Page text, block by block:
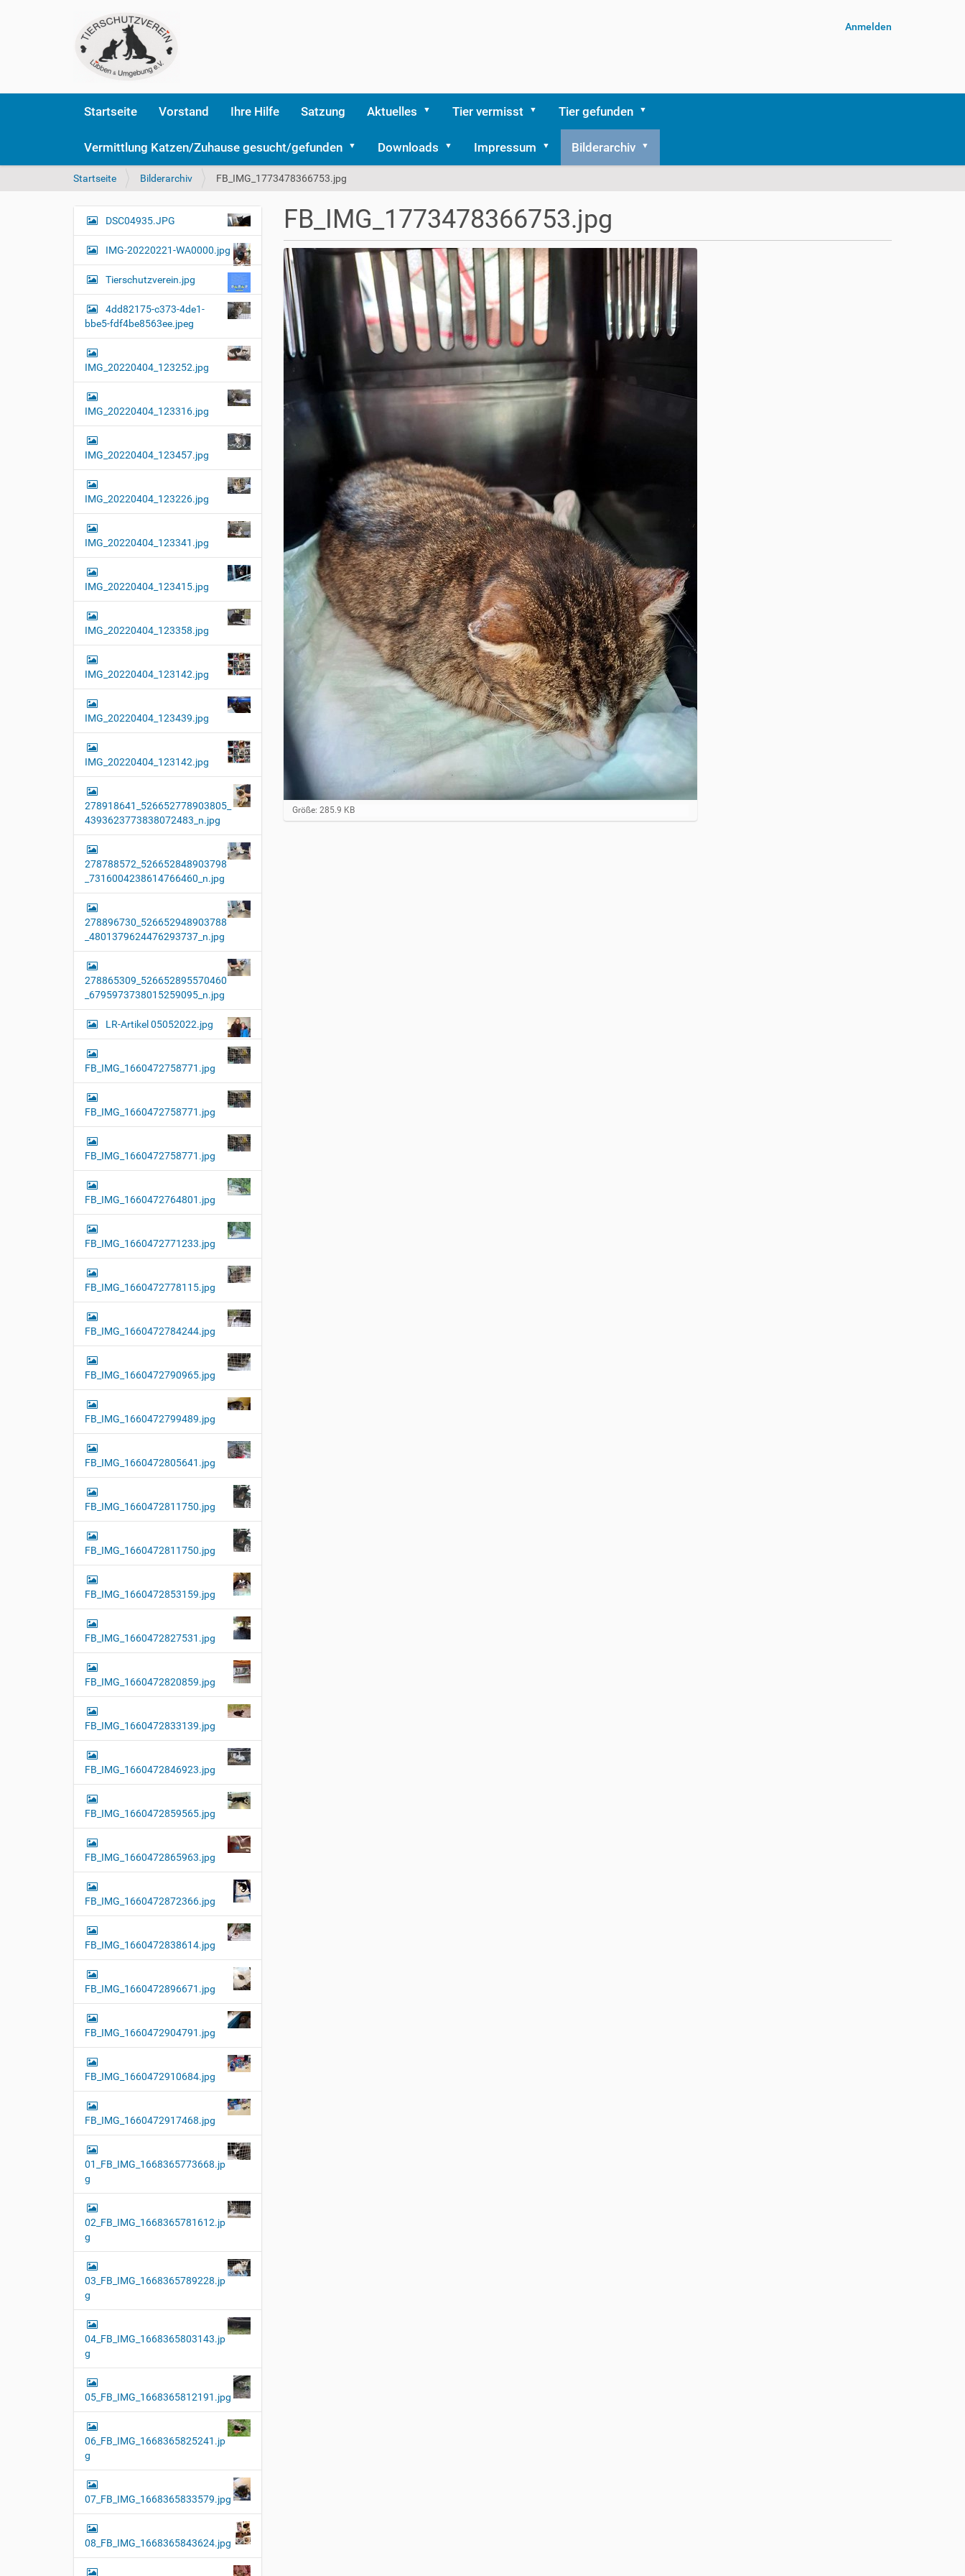
Anmelden
Startseite Vorstand Ihre Hilfe Satzung Aktuelles Tier vermisst Tier gefunden
Vermittlung Katzen/Zuhause gesucht/gefunden Downloads Impressum Bilderarchiv
S
e
i
d
i
Startseite Bilderarchiv FB_IMG_1773478366753.jpg
FB_IMG_1773478366753.jpg
Z
e
Größe: 285.9 KB
N
i
g
a
t
i
o
n
DSC04935.JPG
IMG-20220221-WA0000.jpg
Tierschutzverein.jpg
4dd82175-c373-4de1-
bbe5-fdf4be8563ee.jpeg
IMG_20220404_123252.jpg
IMG_20220404_123316.jpg
IMG_20220404_123457.jpg
IMG_20220404_123226.jpg
IMG_20220404_123341.jpg
IMG_20220404_123415.jpg
IMG_20220404_123358.jpg
IMG_20220404_123142.jpg
IMG_20220404_123439.jpg
IMG_20220404_123142.jpg
278918641_526652778903805_
4393623773838072483_n.jpg
278788572_526652848903798
_7316004238614766460_n.jpg
278896730_526652948903788
_4801379624476293737_n.jpg
278865309_526652895570460
_6795973738015259095_n.jpg
LR-Artikel 05052022.jpg
FB_IMG_1660472758771.jpg
FB_IMG_1660472758771.jpg
FB_IMG_1660472758771.jpg
FB_IMG_1660472764801.jpg
FB_IMG_1660472771233.jpg
FB_IMG_1660472778115.jpg
FB_IMG_1660472784244.jpg
FB_IMG_1660472790965.jpg
FB_IMG_1660472799489.jpg
FB_IMG_1660472805641.jpg
FB_IMG_1660472811750.jpg
FB_IMG_1660472811750.jpg
FB_IMG_1660472853159.jpg
FB_IMG_1660472827531.jpg
FB_IMG_1660472820859.jpg
FB_IMG_1660472833139.jpg
FB_IMG_1660472846923.jpg
FB_IMG_1660472859565.jpg
FB_IMG_1660472865963.jpg
FB_IMG_1660472872366.jpg
FB_IMG_1660472838614.jpg
FB_IMG_1660472896671.jpg
FB_IMG_1660472904791.jpg
FB_IMG_1660472910684.jpg
FB_IMG_1660472917468.jpg
01_FB_IMG_1668365773668.jp
g
02_FB_IMG_1668365781612.jp
g
03_FB_IMG_1668365789228.jp
g
04_FB_IMG_1668365803143.jp
g
05_FB_IMG_1668365812191.jpg
06_FB_IMG_1668365825241.jp
g
07_FB_IMG_1668365833579.jpg
08_FB_IMG_1668365843624.jpg